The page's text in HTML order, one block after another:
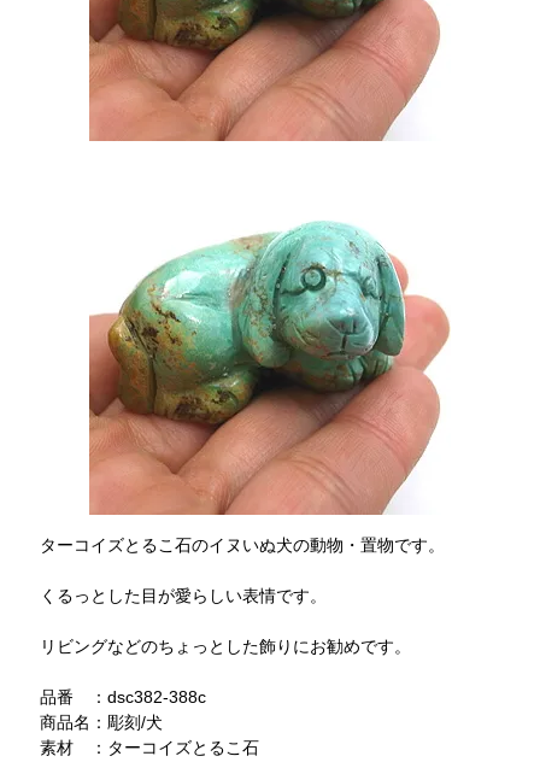
ターコイズとるこ石のイヌいぬ犬の動物・置物です。
くるっとした目が愛らしい表情です。
リビングなどのちょっとした飾りにお勧めです。
品番 ：dsc382-388c
商品名：彫刻/犬
素材 ：ターコイズとるこ石